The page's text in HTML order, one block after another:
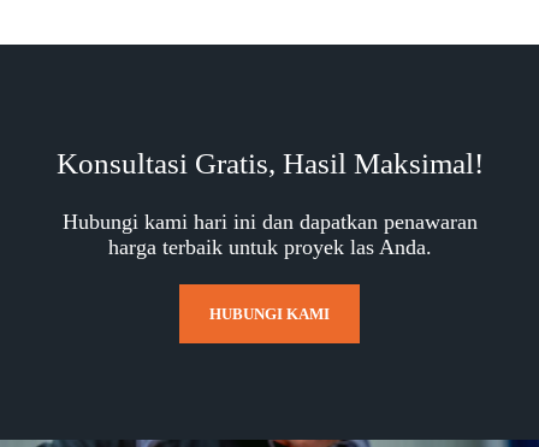
Konsultasi Gratis, Hasil Maksimal!
Hubungi kami hari ini dan dapatkan penawaran
harga terbaik untuk proyek las Anda.
HUBUNGI KAMI